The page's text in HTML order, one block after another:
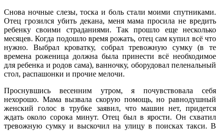
Снова ночные слезы, тоска и боль стали моими спутниками.
Отец грозился убить декана, меня мама просила не вредить
ребенку своими страданиями. Так прошло еще несколько
месяцев. Когда подошло время рожать, отец сам купил всё что
нужно. Выбрал кроватку, собрал тревожную сумку (в те
времена роженица должна была принести всё необходимое
для ребенка и родов сама), ванночку, оборудовал пеленальный
стол, распашонки и прочие мелочи.
Проснувшись весенним утром, я почувствовала себя
нехорошо. Мама вызвала скорую помощь, но равнодушный
женский голос в трубке заявил, что машин нет, придется
ждать около сорока минут. Отец был в ярости. Он схватил
тревожную сумку и выскочил на улицу в поисках такси. В